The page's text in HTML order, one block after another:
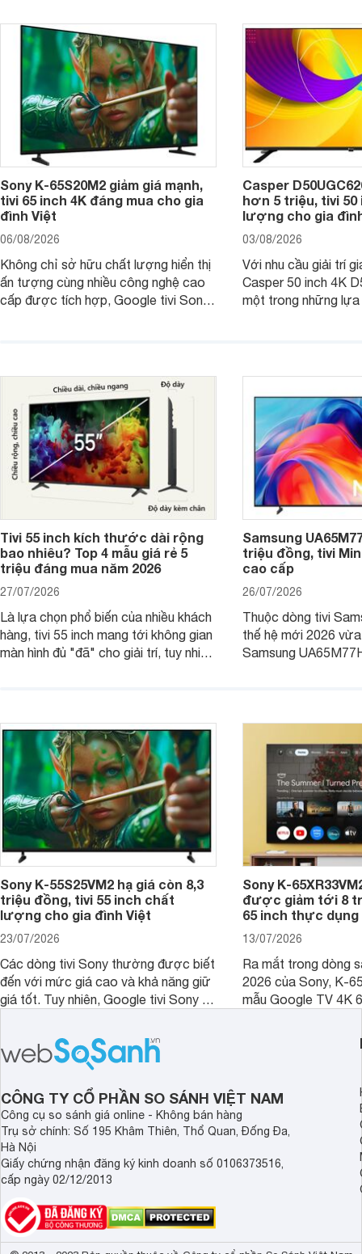
Sony K-65S20M2 giảm giá mạnh,
tivi 65 inch 4K đáng mua cho gia
đình Việt
06/08/2026
Không chỉ sở hữu chất lượng hiển thị
ấn tượng cùng nhiều công nghệ cao
cấp được tích hợp, Google tivi Sony
Casper
hơn 5 triệu, tivi 50
lượng cho gia
03/08/2026
Với nhu cầu giải trí
Casper 50 inch 4K
một trong những lựa
Tivi 55 inch kích thước dài rộng
bao nhiêu? Top 4 mẫu giá rẻ 5
triệu đáng mua năm 2026
27/07/2026
Là lựa chọn phổ biến của nhiều khách
hàng, tivi 55 inch mang tới không gian
màn hình đủ "đã" cho giải trí, tuy nhiên
dùng cho phòng bao nhiêu m2?
Samsung
triệu đồng, tivi
cao cấp
26/07/2026
Thuộc dòng tivi
thế hệ mới 2026
Samsung
Sony K-55S25VM2 hạ giá còn 8,3
triệu đồng, tivi 55 inch chất
lượng cho gia đình Việt
23/07/2026
Các dòng tivi Sony thường được biết
đến với mức giá cao và khả năng giữ
giá tốt. Tuy nhiên, Google tivi Sony 55
hợp đáng chú ý khi có mức giá dễ
tiếp cận hơn dù mới ra mắt trong năm
Sony K-
được giảm tới 8
65 inch thực
13/07/2026
Ra mắt trong dòng
2026 của Sony, K-
mẫu Google TV 4K
tảng Google TV
nghệ hỗ trợ nâng
CÔNG TY CỔ PHẦN SO SÁNH VIỆT NAM
Công cụ so sánh giá online - Không bán hàng
Trụ sở chính: Số 195 Khâm Thiên, Thổ Quan, Đống Đa,
Hà Nội
Giấy chứng nhận đăng ký kinh doanh số 0106373516,
cấp ngày 02/12/2013